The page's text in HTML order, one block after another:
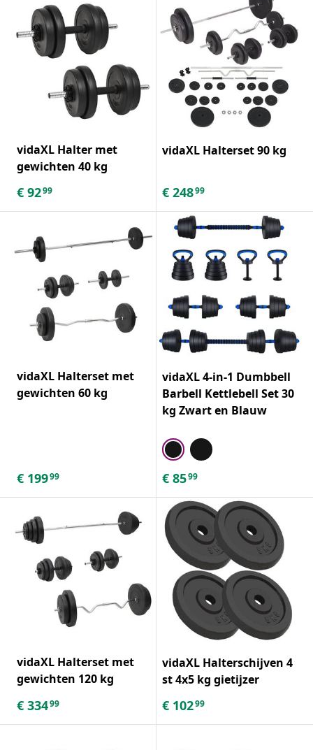
vidaXL Halter met
gewichten 40 kg
€ 9299
vidaXL Halterset 90 kg
€ 24899
vidaXL Halterset met
gewichten 60 kg
€ 19999
vidaXL 4-in-1 Dumbbell
Barbell Kettlebell Set 30
kg Zwart en Blauw
€ 8599
vidaXL Halterset met
gewichten 120 kg
€ 33499
vidaXL Halterschijven 4
st 4x5 kg gietijzer
€ 10299